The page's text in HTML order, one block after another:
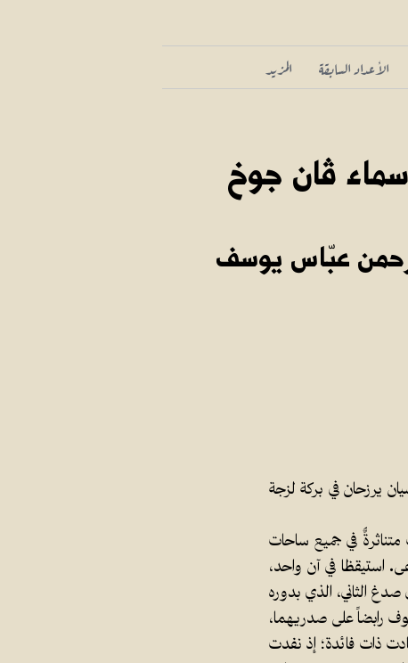
المزيد الأعداد السابقة
ڤان جوخ
عبّاس يوسف
يرزحان في بركة لزجة
في جميع ساحات
استيقظا في آن واحد،
الثاني، الذي بدوره
رابضاً على صدريهما،
ذات فائدة؛ إذ نفدت